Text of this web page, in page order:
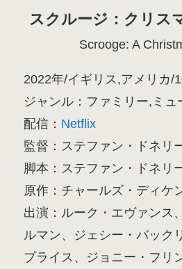
スクルージ：クリス
Scrooge: A
2022年/イギリス,アメリカ/
ジャンル：ファミリー,ミュ
配信： Netflix
監督：ステファン・ドネリ
脚本：ステファン・ドネリ
原作：チャールズ・ディケ
出演：ルーク・エヴァンス
ルマン、ジェシー・バック
プライス、ジョニー・フリ